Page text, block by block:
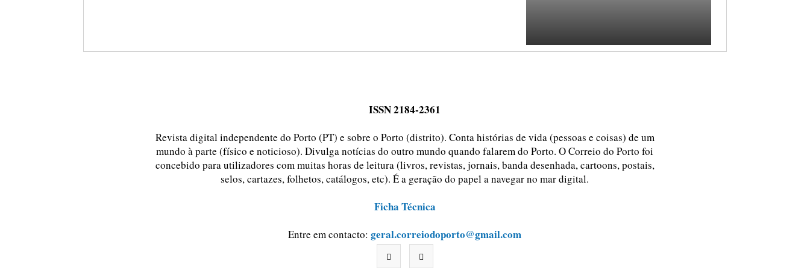
ISSN 2184-2361
Revista digital independente do Porto (PT) e sobre o Porto (distrito). Conta histórias de vida (pessoas e coisas) de um
mundo à parte (físico e noticioso). Divulga notícias do outro mundo quando falarem do Porto. O Correio do Porto foi
concebido para utilizadores com muitas horas de leitura (livros, revistas, jornais, banda desenhada, cartoons, postais,
selos, cartazes, folhetos, catálogos, etc). É a geração do papel a navegar no mar digital.
Ficha Técnica
Entre em contacto:geral.correiodoporto@gmail.com